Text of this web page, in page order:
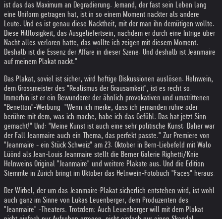
ist das das Maximum an Degradierung. Jemand, der fast sein Leben lang
eine Uniform getragen hat, ist in so einem Moment nackter als andere
Leute. Und es ist genau diese Nacktheit, mit der man ihn demütigen wollte.
Diese Hilflosigkeit, das Ausgeliefertsein, nachdem er durch eine Intrige über
Nacht alles verloren hatte, das wollte ich zeigen mit diesem Moment.
Deshalb ist die Essenz der Affäre in dieser Szene. Und deshalb ist Jeanmaire
auf meinem Plakat nackt."
Das Plakat, soviel ist sicher, wird heftige Diskussionen auslösen. Helnwein,
dem Grossmeister des "Realismus der Grausamkeit", ist es recht so.
Immerhin ist er ein Bewunderer der ähnlich provokativen und umstrittenen
"Benetton"-Werbung. "Wenn ich merke, dass ich jemanden rühre oder
berühre mit dem, was ich mache, habe ich das Gefühl: Das hat jetzt Sinn
gemacht!" Und: "Meine Kunst ist auch eine sehr politische Kunst. Daher war
der Fall Jeanmaire auch ein Thema, das perfekt passte." Zur Premiere von
"Jeanmaire - ein Stück Schweiz" am 23. Oktober in Bern-Liebefeld mit Walo
Lüönd als Jean-Louis Jeanmaire stellt die Berner Galerie Righetti/Knie
Helnweins Original "Jeanmaire" und weitere Plakate aus. Und die Edition
Stemmle in Zürich bringt im Oktober das Helnwein-Fotobuch "Faces" heraus.
Der Wirbel, der um das Jeanmaire-Plakat sicherlich entstehen wird, ist wohl
auch ganz im Sinne von Lukas Leuenberger, dem Produzenten des
"Jeanmaire" -Theaters. Trotzdem: Auch Leuenberger will mit dem Plakat